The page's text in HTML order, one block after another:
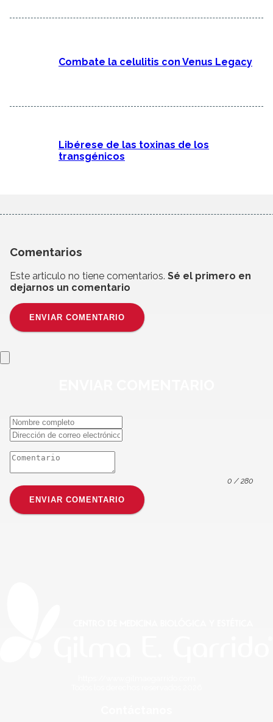
Combate la celulitis con Venus Legacy
Libérese de las toxinas de los
transgénicos
Comentarios
Este articulo no tiene comentarios. Sé el primero en
dejarnos un comentario
ENVIAR COMENTARIO
0 / 280
ENVIAR COMENTARIO